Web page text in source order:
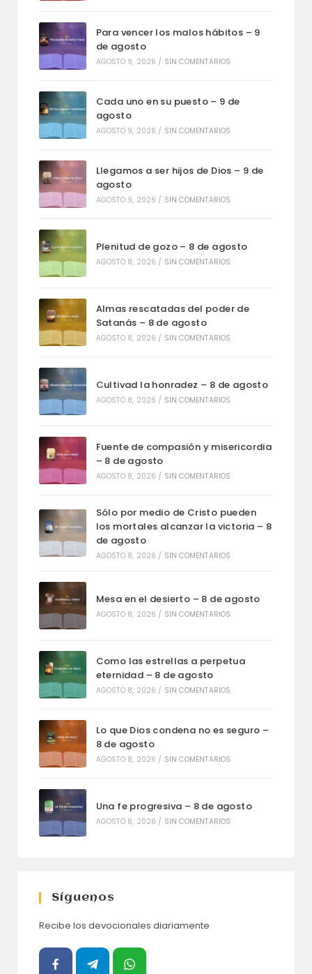
Para vencer los malos hábitos – 9
de agosto
AGOSTO 9, 2026 / SIN COMENTARIOS
Cada uno en su puesto – 9 de
agosto
AGOSTO 9, 2026 / SIN COMENTARIOS
Llegamos a ser hijos de Dios – 9 de
agosto
AGOSTO 9, 2026 / SIN COMENTARIOS
Plenitud de gozo – 8 de agosto
AGOSTO 8, 2026 / SIN COMENTARIOS
Almas rescatadas del poder de
Satanás – 8 de agosto
AGOSTO 8, 2026 / SIN COMENTARIOS
Cultivad la honradez – 8 de agosto
AGOSTO 8, 2026 / SIN COMENTARIOS
Fuente de compasión y misericordia
– 8 de agosto
AGOSTO 8, 2026 / SIN COMENTARIOS
Sólo por medio de Cristo pueden
los mortales alcanzar la victoria – 8
de agosto
AGOSTO 8, 2026 / SIN COMENTARIOS
Mesa en el desierto – 8 de agosto
AGOSTO 8, 2026 / SIN COMENTARIOS
Como las estrellas a perpetua
eternidad – 8 de agosto
AGOSTO 8, 2026 / SIN COMENTARIOS
Lo que Dios condena no es seguro –
8 de agosto
AGOSTO 8, 2026 / SIN COMENTARIOS
Una fe progresiva – 8 de agosto
AGOSTO 8, 2026 / SIN COMENTARIOS
Síguenos
Recibe los devocionales diariamente